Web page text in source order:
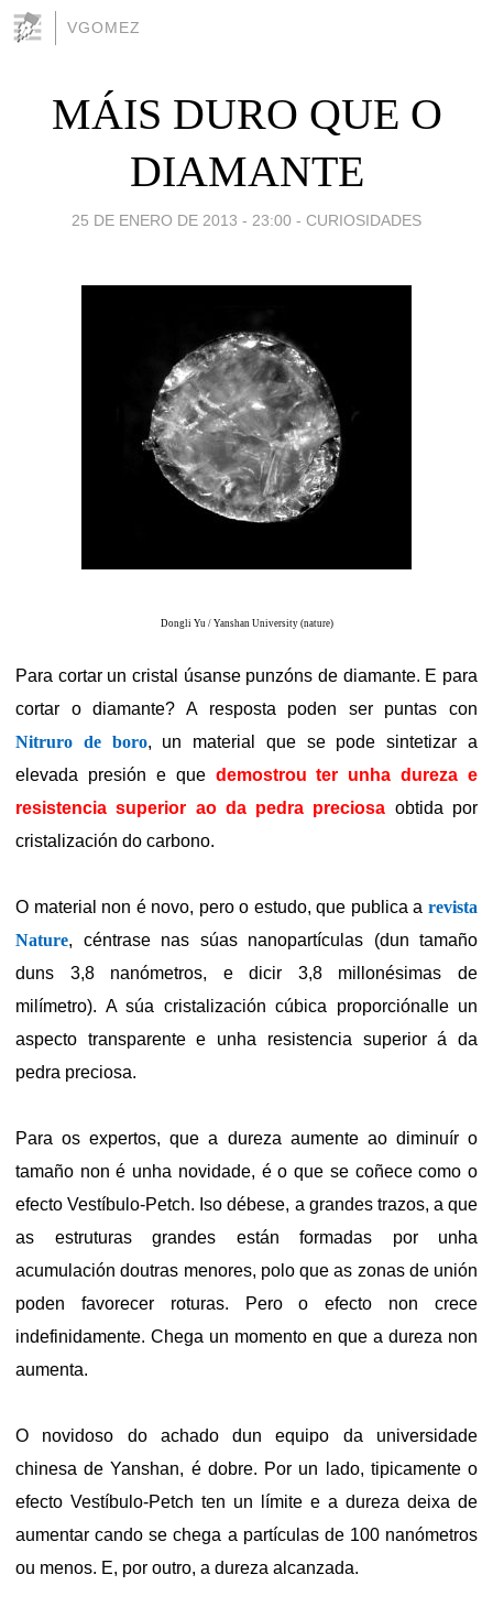
VGOMEZ
MÁIS DURO QUE O
DIAMANTE
25 DE ENERO DE 2013 - 23:00 - CURIOSIDADES
Dongli Yu / Yanshan University (nature)
Para cortar un cristal úsanse punzóns de diamante. E para
cortar o diamante? A resposta poden ser puntas con
Nitruro de boro, un material que se pode sintetizar a
elevada presión e que demostrou ter unha dureza e
resistencia superior ao da pedra preciosa obtida por
cristalización do carbono.
O material non é novo, pero o estudo, que publica a revista
Nature, céntrase nas súas nanopartículas (dun tamaño
duns 3,8 nanómetros, e dicir 3,8 millonésimas de
milímetro). A súa cristalización cúbica proporciónalle un
aspecto transparente e unha resistencia superior á da
pedra preciosa.
Para os expertos, que a dureza aumente ao diminuír o
tamaño non é unha novidade, é o que se coñece como o
efecto Vestíbulo-Petch. Iso débese, a grandes trazos, a que
as estruturas grandes están formadas por unha
acumulación doutras menores, polo que as zonas de unión
poden favorecer roturas. Pero o efecto non crece
indefinidamente. Chega un momento en que a dureza non
aumenta.
O novidoso do achado dun equipo da universidade
chinesa deYanshan, é dobre. Por un lado, tipicamente o
efecto Vestíbulo-Petch ten un límite e a dureza deixa de
aumentar cando se chega a partículas de 100 nanómetros
ou menos. E, por outro, a dureza alcanzada.